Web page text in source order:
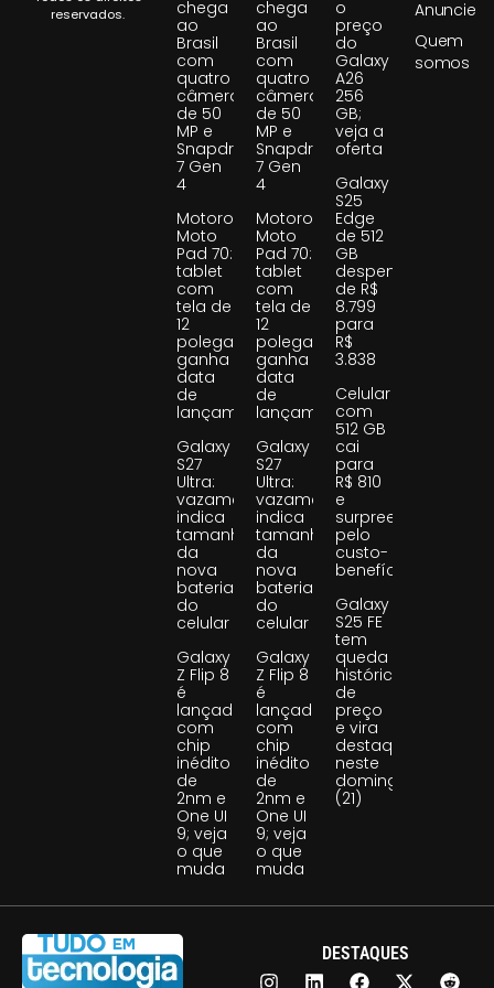
reservados.
chega
ao
Brasil
com
quatro
câmeras
de 50
MP e
Snapdragon
7 Gen
4
Motorola
Moto
Pad 70:
tablet
com
tela de
12
polegadas
ganha
data
de
lançamento
Galaxy
S27
Ultra:
vazamento
indica
tamanho
da
nova
bateria
do
celular
Galaxy
Z Flip 8
é
lançado
com
chip
inédito
de
2nm e
One UI
9; veja
o que
muda
chega
ao
Brasil
com
quatro
câmeras
de 50
MP e
Snapdragon
7 Gen
4
Motorola
Moto
Pad 70:
tablet
com
tela de
12
polegadas
ganha
data
de
lançamento
Galaxy
S27
Ultra:
vazamento
indica
tamanho
da
nova
bateria
do
celular
Galaxy
Z Flip 8
é
lançado
com
chip
inédito
de
2nm e
One UI
9; veja
o que
muda
o
preço
do
Galaxy
A26
256
GB;
veja a
oferta
Galaxy
S25
Edge
de 512
GB
despenca
de R$
8.799
para
R$
3.838
Celular
com
512 GB
cai
para
R$ 810
e
surpreende
pelo
custo-
benefício
Galaxy
S25 FE
tem
queda
histórica
de
preço
e vira
destaque
neste
domingo
(21)
Anuncie
Quem
somos
DESTAQUES